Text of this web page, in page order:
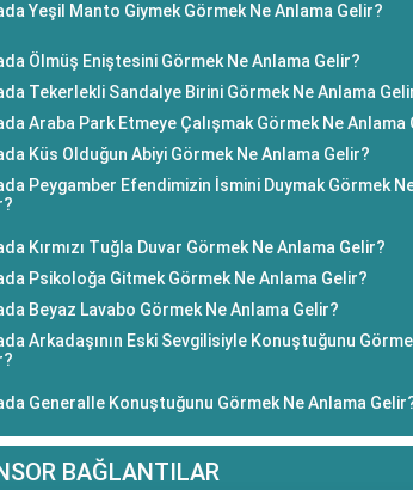
Yeşil Manto Giymek Görmek Ne Anlama Gelir?
Ölmüş Eniştesini Görmek Ne Anlama Gelir?
Tekerlekli Sandalye Birini Görmek Ne Anlama
Araba Park Etmeye Çalışmak Görmek Ne Anlama
Küs Olduğun Abiyi Görmek Ne Anlama Gelir?
Peygamber Efendimizin İsmini Duymak Görmek
Kırmızı Tuğla Duvar Görmek Ne Anlama Gelir?
Psikoloğa Gitmek Görmek Ne Anlama Gelir?
Beyaz Lavabo Görmek Ne Anlama Gelir?
Arkadaşının Eski Sevgilisiyle Konuştuğunu
Generalle Konuştuğunu Görmek Ne Anlama
BAĞLANTILAR